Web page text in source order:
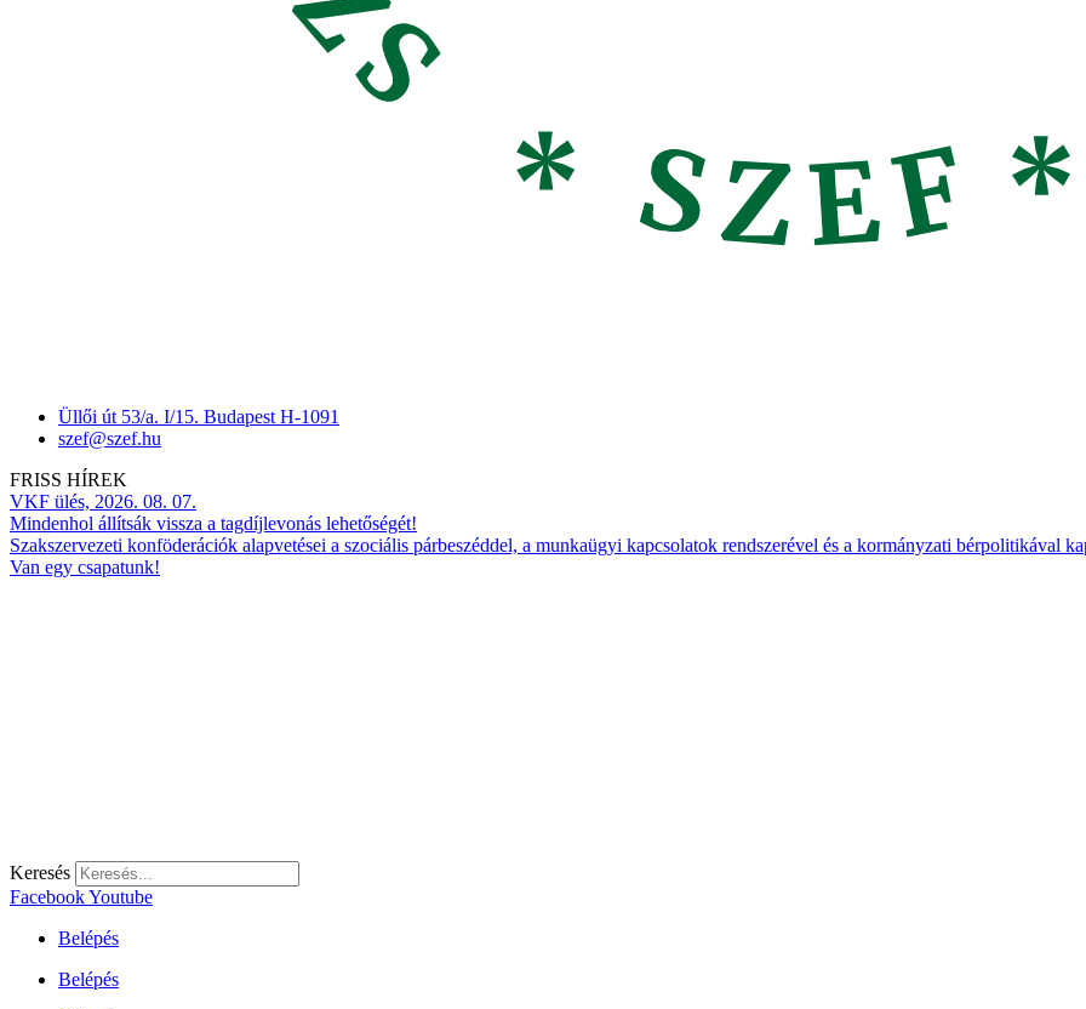
Üllői út 53/a. I/15. Budapest H-1091
szef@szef.hu
FRISS HÍREK
VKF ülés, 2026. 08. 07.
Mindenhol állítsák vissza a tagdíjlevonás lehetőségét!
Szakszervezeti konföderációk alapvetései a szociális párbeszéddel, a munkaügyi kapcsolatok rendszerével és a kormányzati bérpolitikával
Van egy csapatunk!
Keresés
FacebookYoutube
Belépés
Belépés